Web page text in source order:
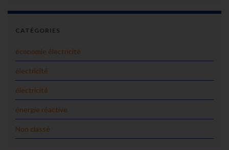
CATÉGORIES
économie électricité
électricité
électricité
énergie réactive
Non classé